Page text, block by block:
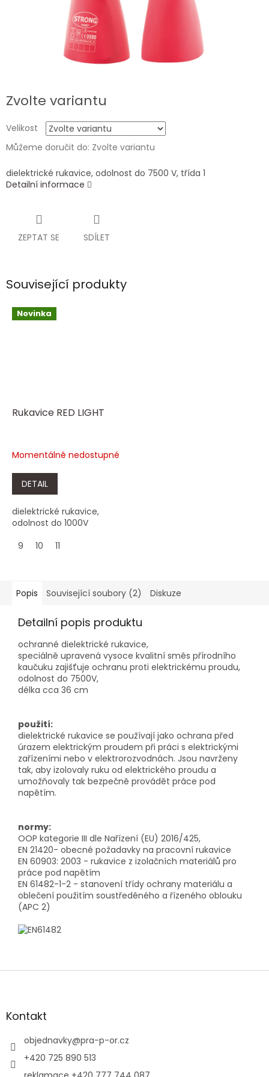
Zvolte variantu
Velikost
Můžeme doručit do: Zvolte variantu
dielektrické rukavice, odolnost do 7500 V, třída 1
Detailní informace
ZEPTAT SE SDÍLET
Související produkty
Novinka
Rukavice RED LIGHT
Momentálně nedostupné
DETAIL
dielektrické rukavice,
odolnost do 1000V
9
10 11
Popis Související soubory (2) Diskuze
Detailní popis produktu
ochranné dielektrické rukavice,
speciálně upravená vysoce kvalitní směs přírodního
kaučuku zajišťuje ochranu proti elektrickému proudu,
odolnost do 7500V,
délka cca 36 cm
použití:
dielektrické rukavice se používají jako ochrana před
úrazem elektrickým proudem při práci s elektrickými
zařízeními nebo v elektrorozvodnách. Jsou navrženy
tak, aby izolovaly ruku od elektrického proudu a
umožňovaly tak bezpečně provádět práce pod
napětím.
normy:
OOP kategorie III dle Nařízení (EU) 2016/425,
EN 21420- obecné požadavky na pracovní rukavice
EN 60903: 2003 - rukavice z izolačních materiálů pro
práce pod napětím
EN 61482-1-2 - stanovení třídy ochrany materiálu a
oblečení použitím soustředěného a řízeného oblouku
(APC 2)
Z
aKontakt
objednavky@pra-p-or.cz
+420 725 890 513